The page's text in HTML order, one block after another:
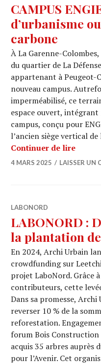
CAMPUS
d’urbanisme
carbone
À La Garenne-
du quartier de La
appartenant à Peugeot-
nouveau campus.
imperméabilisé, ce
espace ouvert,
campus, conçu pour
l’ancien siège vertical
Continuer de lire
4 MARS 2025 LAISSER UN
LABONORD
LABONORD :
la plantation
En 2024, Archi Urbain
crowdfunding sur
projet LaboNord. Grâce
contributeurs, cette
Dans sa promesse, Archi
reverser 10 % de la
reforestation.
forum Bois Construction
acquis 35 arbres auprès
pour l’Avenir. Cet